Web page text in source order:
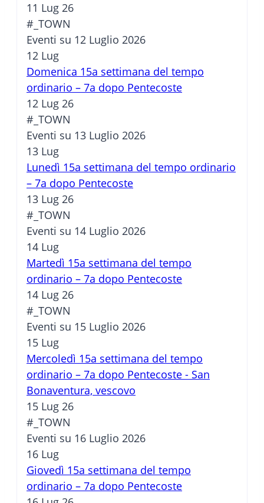
11 Lug 26
#_TOWN
Eventi su 12 Luglio 2026
12 Lug
Domenica 15a settimana del tempo
ordinario – 7a dopo Pentecoste
12 Lug 26
#_TOWN
Eventi su 13 Luglio 2026
13 Lug
Lunedì 15a settimana del tempo ordinario
– 7a dopo Pentecoste
13 Lug 26
#_TOWN
Eventi su 14 Luglio 2026
14 Lug
Martedì 15a settimana del tempo
ordinario – 7a dopo Pentecoste
14 Lug 26
#_TOWN
Eventi su 15 Luglio 2026
15 Lug
Mercoledì 15a settimana del tempo
ordinario – 7a dopo Pentecoste - San
Bonaventura, vescovo
15 Lug 26
#_TOWN
Eventi su 16 Luglio 2026
16 Lug
Giovedì 15a settimana del tempo
ordinario – 7a dopo Pentecoste